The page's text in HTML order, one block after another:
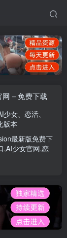
– 免费下载
少女、 恋活、
版本
最新版免费下
,AI少女官网,恋